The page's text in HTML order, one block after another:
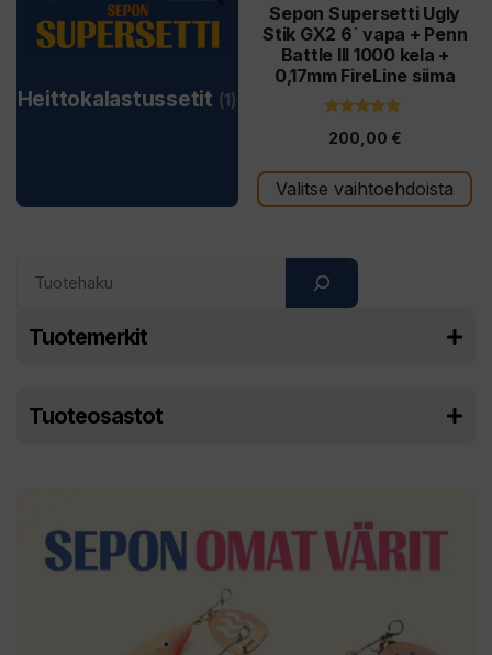
Heittokalastussetit (1)
Sepon Supersetti Ugly
Stik GX2 6´ vapa + Penn
Battle III 1000 kela +
0,17mm FireLine siima
5:stä
200,00 €
Valitse vaihtoehdoista
Tuotemerkit
Tuoteosastot